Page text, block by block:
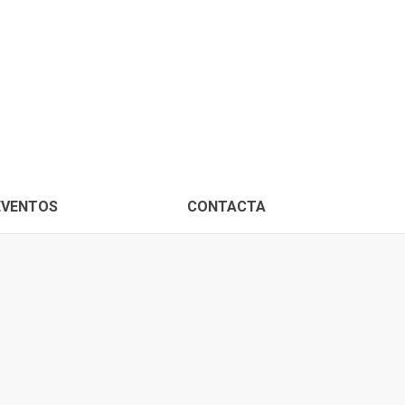
CONTACTA